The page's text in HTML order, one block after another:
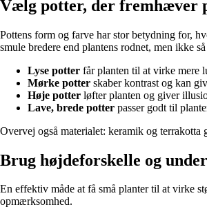
Vælg potter, der fremhæver
Pottens form og farve har stor betydning for,
smule bredere end plantens rodnet, men ikke
Lyse potter får planten til at virke mere
Mørke potter skaber kontrast og kan
Høje potter løfter planten og giver
Lave, brede potter passer godt til
Overvej også materialet: keramik og terrakotta
Brug højdeforskelle og
En effektiv måde at få små planter til at virke
opmærksomhed.